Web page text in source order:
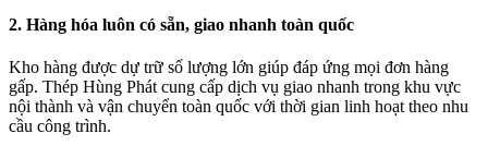
2. Hàng hóa luôn có sẵn, giao nhanh toàn quốc
Kho hàng được dự trữ số lượng lớn giúp đáp ứng mọi đơn hàng
gấp. Thép Hùng Phát cung cấp dịch vụ giao nhanh trong khu vực
nội thành và vận chuyển toàn quốc với thời gian linh hoạt theo nhu
cầu công trình.